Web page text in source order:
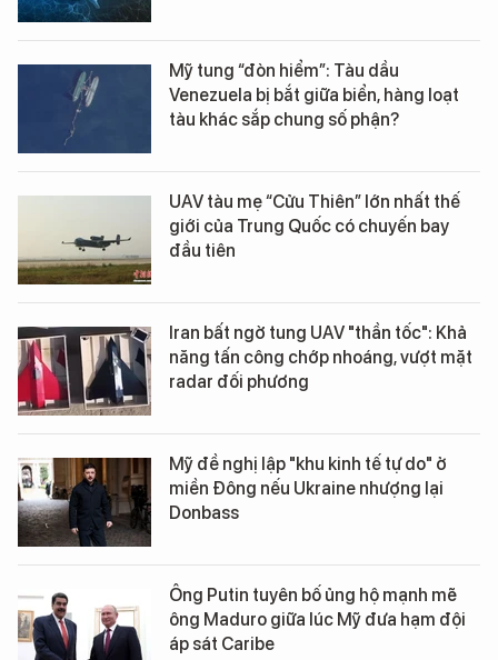
Mỹ tung “đòn hiểm”: Tàu dầu
Venezuela bị bắt giữa biển, hàng loạt
tàu khác sắp chung số phận?
UAV tàu mẹ “Cửu Thiên” lớn nhất thế
giới của Trung Quốc có chuyến bay
đầu tiên
Iran bất ngờ tung UAV "thần tốc": Khả
năng tấn công chớp nhoáng, vượt mặt
radar đối phương
Mỹ đề nghị lập "khu kinh tế tự do" ở
miền Đông nếu Ukraine nhượng lại
Donbass
Ông Putin tuyên bố ủng hộ mạnh mẽ
ông Maduro giữa lúc Mỹ đưa hạm đội
áp sát Caribe